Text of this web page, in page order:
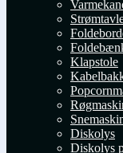
Klapstole
Diskolys
Diskolys